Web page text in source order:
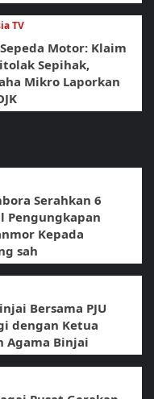
TV
Motor: Klaim
Sepihak,
Mikro Laporkan
Serahkan 6
Pengungkapan
Kepada
sah
Bersama PJU
dengan Ketua
Agama Binjai